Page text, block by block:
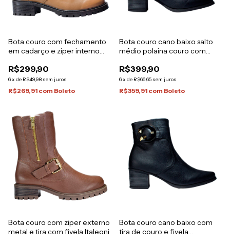
Bota couro com fechamento
em cadarço e ziper interno
R$299,90
6x de R$49,98 sem juros
R$269,91 com Boleto
Bota couro cano baixo salto
médio polaina couro com
R$399,90
6x de R$66,65 sem juros
R$359,91 com Boleto
Bota couro com ziper externo
metal e tira com fivela Italeoni
Bota couro cano baixo com
tira de couro e fivela